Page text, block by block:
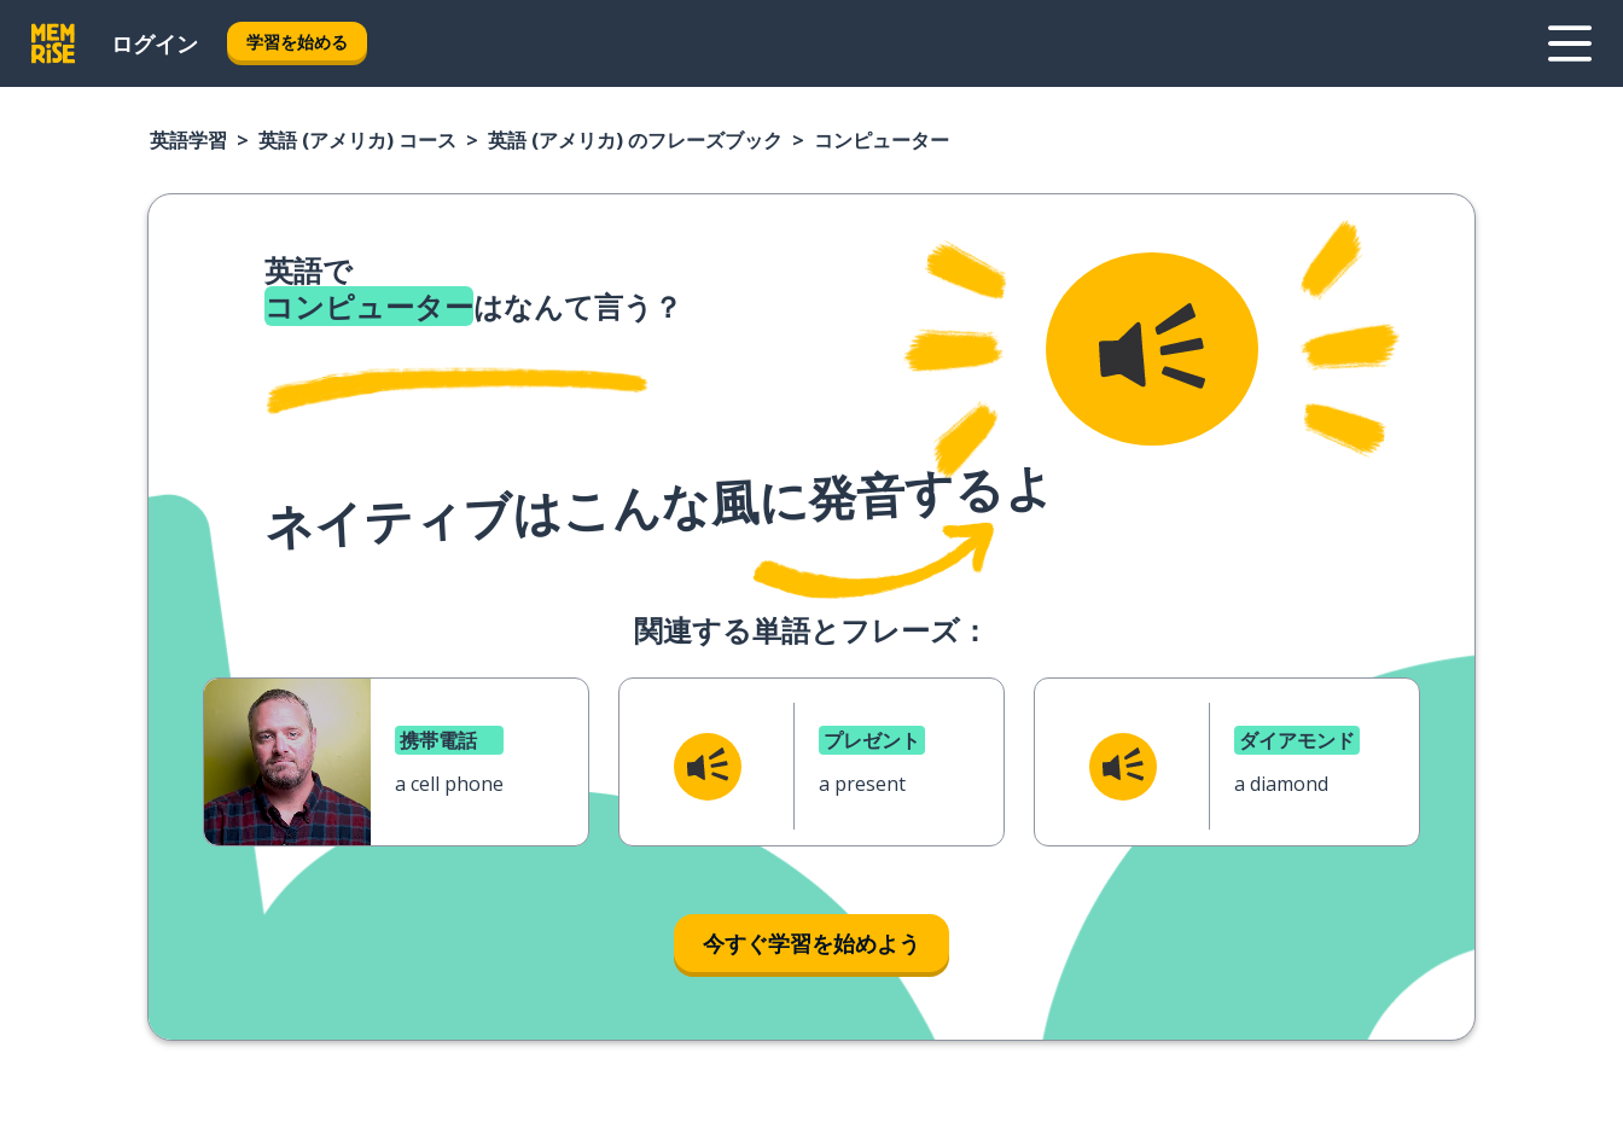
ログイン 学習を始める
英語学習 英語 (アメリカ) コース 英語 (アメリカ) のフレーズブック コンピューター
英語で
コンピューターはなんて言う？
ネイティブはこんな風に発音するよ
関連する単語とフレーズ：
携帯電話
a cell phone
プレゼント
a present
ダイアモンド
a diamond
今すぐ学習を始めよう